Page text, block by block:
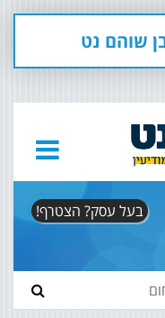
שוהם נט
בעל עסק? הצטרף!